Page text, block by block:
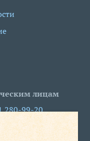
лицам
280-99-20
nn.com